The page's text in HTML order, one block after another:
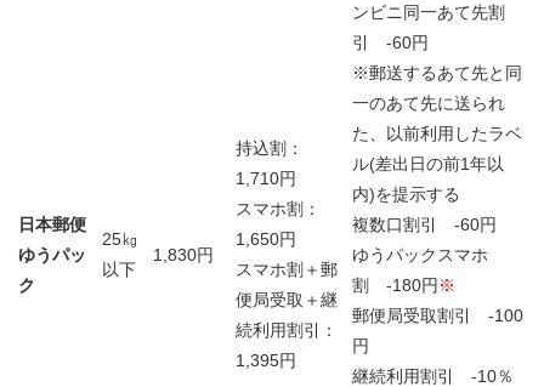
日本郵便
ゆうパッ
ク
25㎏
以下
1,830円
持込割：
1,710円
スマホ割：
1,650円
スマホ割＋郵
便局受取＋継
続利用割引：
1,395円
ンビニ同一あて先割
引 -60円
※郵送するあて先と同
一のあて先に送られ
た、以前利用したラベ
ル(差出日の前1年以
内)を提示する
複数口割引 -60円
ゆうパックスマホ
割 -180円※
郵便局受取割引 -100
円
継続利用割引 -10％